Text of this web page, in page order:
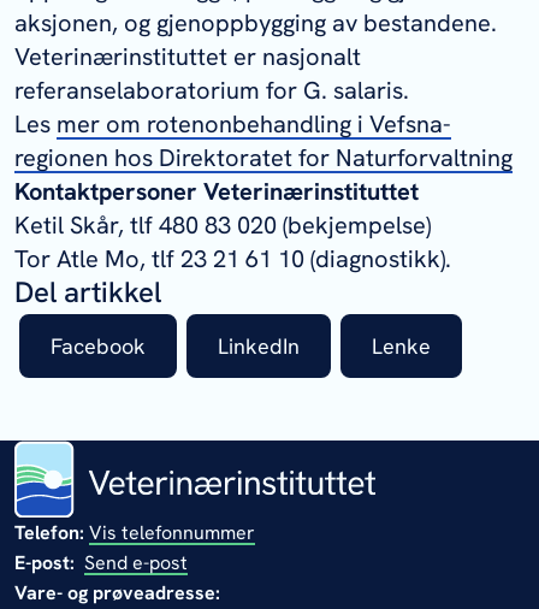
aksjonen, og gjenoppbygging av bestandene.
Veterinærinstituttet er nasjonalt
referanselaboratorium for G. salaris.
Les mer om rotenonbehandling i Vefsna-
regionen hos Direktoratet for Naturforvaltning
Kontaktpersoner Veterinærinstituttet
Ketil Skår, tlf 480 83 020 (bekjempelse)
Tor Atle Mo, tlf 23 21 61 10 (diagnostikk).
Del artikkel
Facebook LinkedIn Lenke
Telefon: Vis telefonnummer
E-post: Send e-post
Vare- og prøveadresse: